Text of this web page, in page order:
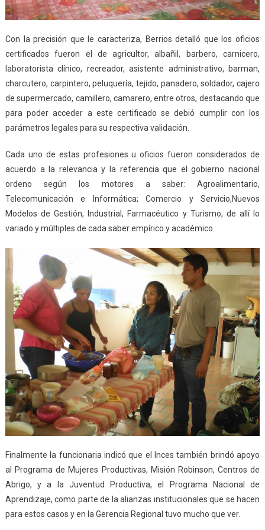
Con la precisión que le caracteriza, Berrios detalló que los oficios
certificados fueron el de agricultor, albañil, barbero, carnicero,
laboratorista clínico, recreador, asistente administrativo, barman,
charcutero, carpintero, peluquería, tejido, panadero, soldador, cajero
de supermercado, camillero, camarero, entre otros, destacando que
para poder acceder a este certificado se debió cumplir con los
parámetros legales para su respectiva validación.
Cada uno de estas profesiones u oficios fueron considerados de
acuerdo a la relevancia y la referencia que el gobierno nacional
ordeno según los motores a saber: Agroalimentario,
Telecomunicación e Informática; Comercio y Servicio,Nuevos
Modelos de Gestión, Industrial, Farmacéutico y Turismo, de allí lo
variado y múltiples de cada saber empírico y académico.
Finalmente la funcionaria indicó que el Inces también brindó apoyo
al Programa de Mujeres Productivas, Misión Robinson, Centros de
Abrigo, y a la Juventud Productiva, el Programa Nacional de
Aprendizaje, como parte de la alianzas institucionales que se hacen
para estos casos y en la Gerencia Regional tuvo mucho que ver.